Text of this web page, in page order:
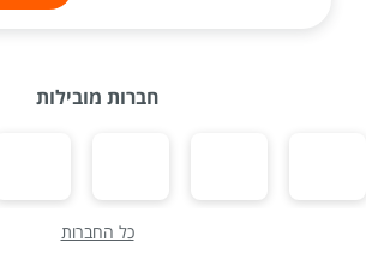
חברות מובילות
כל החברות